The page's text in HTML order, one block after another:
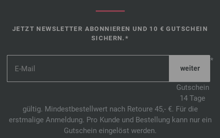
43-Bordeaux | EAN: 4033493277259
44-Dottergelb | EAN: 4033493277266
45-Grün | EAN: 4033493277273
46-Aubergine | EAN: 4033493277280
47-Flieder | EAN: 4033493277297
48-Bernstein | EAN: 4033493277303
50-Mokka | EAN: 4033493277327
51-Vanille | EAN: 4033493296380
52-Eisblau | EAN: 4033493296397
JETZT NEWSLETTER ABONNIEREN UND 10 € GUTSCHEIN
SICHERN.*
*
Gutschein
14 Tage
gültig. Mindestbestellwert nach Retoure 45,- €. Für die
erstmalige Anmeldung. Pro Kunde und Bestellung kann nur ein
Gutschein eingelöst werden.